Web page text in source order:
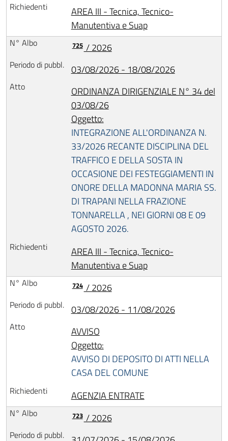
AREA III - Tecnica, Tecnico-
Manutentiva e Suap
725 / 2026
03/08/2026 - 18/08/2026
ORDINANZA DIRIGENZIALE N° 34 del
03/08/26
Oggetto:
INTEGRAZIONE ALL'ORDINANZA N.
33/2026 RECANTE DISCIPLINA DEL
TRAFFICO E DELLA SOSTA IN
OCCASIONE DEI FESTEGGIAMENTI IN
ONORE DELLA MADONNA MARIA SS.
DI TRAPANI NELLA FRAZIONE
TONNARELLA , NEI GIORNI 08 E 09
AGOSTO 2026.
AREA III - Tecnica, Tecnico-
Manutentiva e Suap
724 / 2026
03/08/2026 - 11/08/2026
AVVISO
Oggetto:
AVVISO DI DEPOSITO DI ATTI NELLA
CASA DEL COMUNE
AGENZIA ENTRATE
723 / 2026